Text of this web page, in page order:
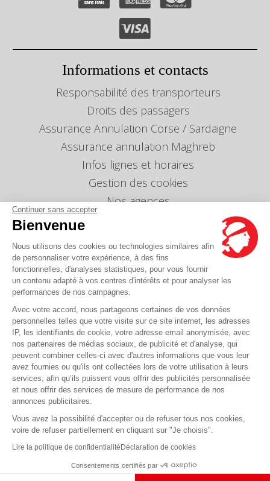
Continuer sans accepter
Bienvenue
Nous utilisons des cookies ou technologies similaires afin
de personnaliser votre expérience, à des fins
fonctionnelles, d'analyses statistiques, pour vous fournir
un contenu adapté à vos centres d'intérêts et pour analyser les
performances de nos campagnes.
Avec votre accord, nous partageons certaines de vos données
personnelles telles que votre visite sur ce site internet, les adresses
IP, les identifiants de cookie, votre adresse email anonymisée, avec
nos partenaires de médias sociaux, de publicité et d'analyse, qui
peuvent combiner celles-ci avec d'autres informations que vous leur
avez fournies ou qu'ils ont collectées lors de votre utilisation à leurs
services, afin qu’ils puissent vous offrir des publicités personnalisée
et nous offrir des services de mesure de performance de nos
annonces publicitaires.
Vous avez la possibilité d'accepter ou de refuser tous nos cookies,
voire de refuser partiellement en cliquant sur "Je choisis".
Lire la politique de confidentialité Déclaration de cookies
Consentements certifiés par
Informations et contacts
Responsabilité des transporteurs
Droits des passagers
Assurance Annulation Corse / Sardaigne
Assurance annulation Maghreb
Infos lignes et horaires
Gestion des cookies
Nos agences
Nous envoyer un message
Info Ventes et Modifications
Politique de protection des données
personnelles
Index égalité professionnelle Femmes-Hommes
Écarts de représentation femmes-hommes dans
les postes de direction
Vous avez une question ?
La FAQ c'est ici
© Corsica Linea - Siège social - 4 Bd Roi Jérôme, 20000 Ajaccio -